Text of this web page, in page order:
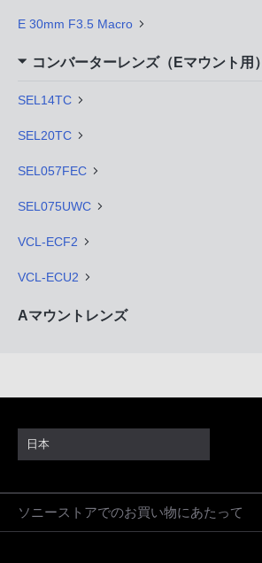
E 30mm F3.5 Macro
コンバーターレンズ（Eマウント用）
SEL14TC
SEL20TC
SEL057FEC
SEL075UWC
VCL-ECF2
VCL-ECU2
Aマウントレンズ
日本
ソニーストアでのお買い物にあたって